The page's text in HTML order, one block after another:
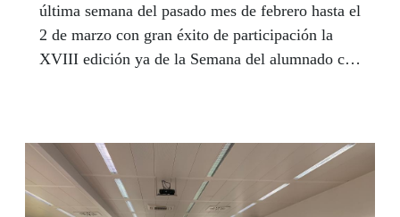
última semana del pasado mes de febrero hasta el
2 de marzo con gran éxito de participación la
XVIII edición ya de la Semana del alumnado con
En esta ocasión el Lema que presidió todas las
jornadas fue ‘Veo con todos los sentidos, cómo
se activan y potencian el resto de los sentidos